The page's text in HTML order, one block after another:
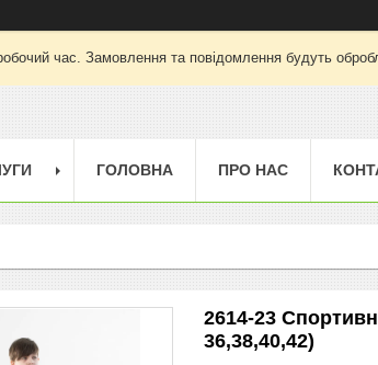
час. Замовлення та повідомлення будуть
ГОЛОВНА ПРО НАС
2614-23
36,38,40,42)